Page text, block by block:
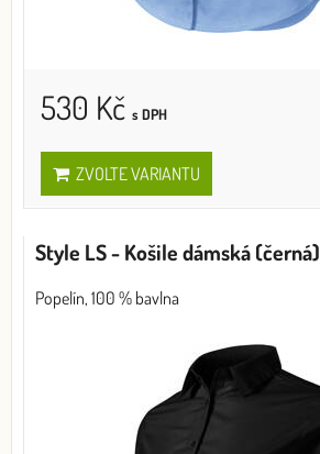
530 Kč s DPH
ZVOLTE VARIANTU
Style LS - Košile dámská (černá)
Popelín, 100 % bavlna